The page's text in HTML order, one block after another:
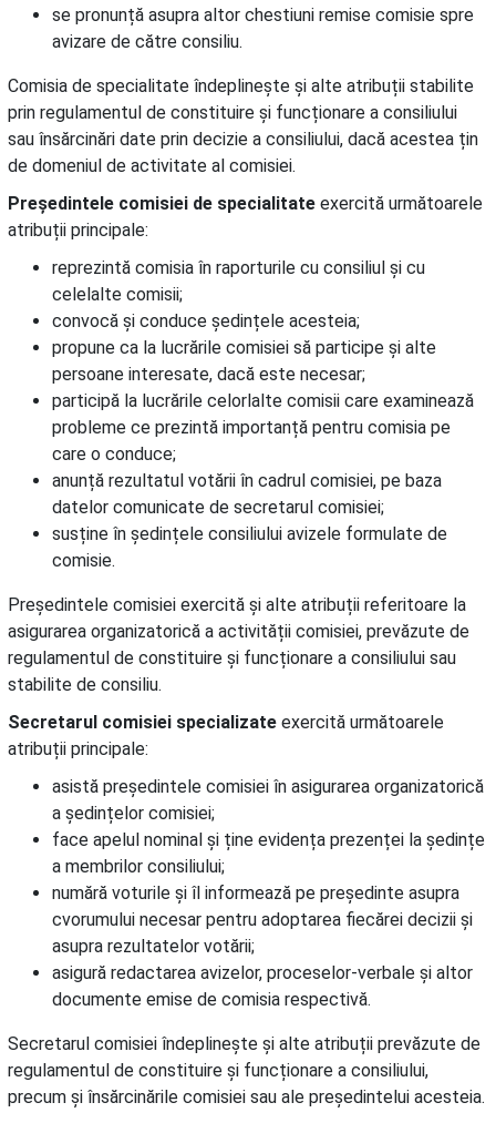
se pronunță asupra altor chestiuni remise comisie spre
avizare de către consiliu.
Comisia de specialitate îndeplinește și alte atribuții stabilite
prin regulamentul de constituire și funcționare a consiliului
sau însărcinări date prin decizie a consiliului, dacă acestea țin
de domeniul de activitate al comisiei.
Președintele comisiei de specialitate exercită următoarele
atribuții principale:
reprezintă comisia în raporturile cu consiliul și cu
celelalte comisii;
convocă și conduce ședințele acesteia;
propune ca la lucrările comisiei să participe și alte
persoane interesate, dacă este necesar;
participă la lucrările celorlalte comisii care examinează
probleme ce prezintă importanță pentru comisia pe
care o conduce;
anunță rezultatul votării în cadrul comisiei, pe baza
datelor comunicate de secretarul comisiei;
susține în ședințele consiliului avizele formulate de
comisie.
Președintele comisiei exercită și alte atribuții referitoare la
asigurarea organizatorică a activității comisiei, prevăzute de
regulamentul de constituire și funcționare a consiliului sau
stabilite de consiliu.
Secretarul comisiei specializate exercită următoarele
atribuții principale:
asistă președintele comisiei în asigurarea organizatorică
a ședințelor comisiei;
face apelul nominal și ține evidența prezenței la ședințe
a membrilor consiliului;
numără voturile și îl informează pe președinte asupra
cvorumului necesar pentru adoptarea fiecărei decizii și
asupra rezultatelor votării;
asigură redactarea avizelor, proceselor-verbale și altor
documente emise de comisia respectivă.
Secretarul comisiei îndeplinește și alte atribuții prevăzute de
regulamentul de constituire și funcționare a consiliului,
precum și însărcinările comisiei sau ale președintelui acesteia.